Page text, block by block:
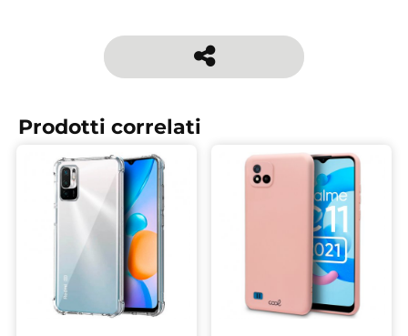
Prodotti correlati